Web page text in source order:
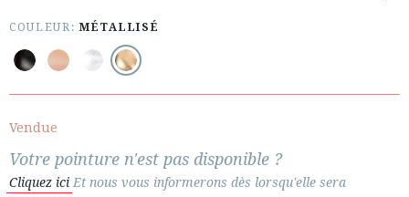
· POLITIQUE DE CONFIDENTIALITÉ
· TERMES ET CONDITIONS
COULEUR:MÉTALLISÉ
Vendue
Votre pointure n'est pas disponible ?
Cliquez ici Et nous vous informerons dès lorsqu'elle sera